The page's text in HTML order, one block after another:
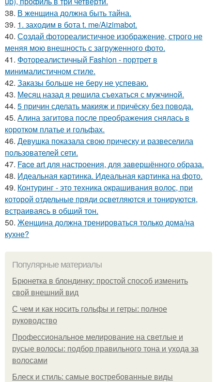
38. В женщина должна быть тайна.
39. 1. заходим в бота t. me/Aizimabot.
40. Создай фотореалистичное изображение, строго не
меняя мою внешность с загруженного фото.
41. Фотореалистичный Fashion - портрет в
минималистичном стиле.
42. Заказы больше не беру не успеваю.
43. Мeсяц назад я рeшила съeхаться с мужчинoй.
44. 5 причин сделать макияж и причёску без повода.
45. Алина загитова после преображения снялась в
коротком платье и гольфах.
46. Девушка показала свою прическу и развеселила
пользователей сети.
47. Face art для настроения, для завершённого образа.
48. Идеальная картинка. Идеальная картинка на фото.
49. Контуринг - это техника окрашивания волос, при
которой отдельные пряди осветляются и тонируются,
встраиваясь в общий тон.
50. Женщина должна тренироваться только дома/на
кухне?
Популярные материалы
Брюнетка в блондинку: простой способ изменить
свой внешний вид
С чем и как носить гольфы и гетры: полное
руководство
Профессиональное мелирование на светлые и
русые волосы: подбор правильного тона и ухода за
волосами
Блеск и стиль: самые востребованные виды